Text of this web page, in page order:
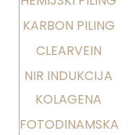
KARBON PILING
CLEARVEIN
NIR INDUKCIJA
KOLAGENA
FOTODINAMSKA